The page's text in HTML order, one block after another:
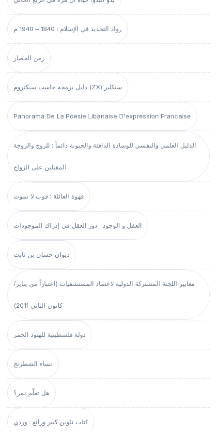
رواد التجديد في الإسلام : 1840 – 1940 م
زمن الحصار
دليل برمجة حاسب سبكتروم (ZX) سنكلير
Panorama De La Poesie Libanaise D'expression Francaise
الدليل العلمي والنفسي للوسادة الدافئة والحنونة دائماً : للزوج والزوجة
المقبلين على الزواج
قهوة العائلة : قوت لا تموت
العقل و الوجود : دور العقل في إدراك الموجودات
ديوان حسان بن ثابت
معايير اللجنة المشتركة الدولية لاعتماد المستشفيات (اعتباراً من يناير/
كانون الثاني 2011)
دولة فلسطينية للهنود الحمر
نساء الشطرنج
هل تعلّم نمر؟
كتاب تلوين كبير ورائع : وردي